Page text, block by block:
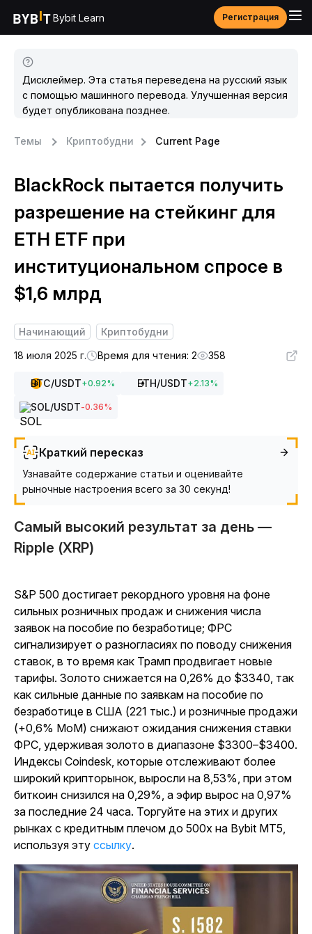
Bybit Learn Регистрация
Дисклеймер. Эта статья переведена на русский язык
с помощью машинного перевода. Улучшенная версия
будет опубликована позднее.
Темы Криптобудни Current Page
BlackRock пытается получить
разрешение на стейкинг для
ETH ETF при
институциональном спросе в
$1,6 млрд
Начинающий
Криптобудни
18 июля 2025 г.
Время для чтения: 2 358
BTC/USDT+0.92% ETH/USDT+2.13%
SOL/USDT-0.36%
Краткий пересказ
Узнавайте содержание статьи и оценивайте
рыночные настроения всего за 30 секунд!
Самый высокий результат за день —
Ripple (XRP)
S&P 500 достигает рекордного уровня на фоне
сильных розничных продаж и снижения числа
заявок на пособие по безработице; ФРС
сигнализирует о разногласиях по поводу снижения
ставок, в то время как Трамп продвигает новые
тарифы. Золото снижается на 0,26% до $3340, так
как сильные данные по заявкам на пособие по
безработице в США (221 тыс.) и розничные продажи
(+0,6% MoM) снижают ожидания снижения ставки
ФРС, удерживая золото в диапазоне $3300–$3400.
Индексы Coindesk, которые отслеживают более
широкий крипторынок, выросли на 8,53%, при этом
биткоин снизился на 0,29%, а эфир вырос на 0,97%
за последние 24 часа. Торгуйте на этих и других
рынках с кредитным плечом до 500x на Bybit MT5,
используя эту ссылку.